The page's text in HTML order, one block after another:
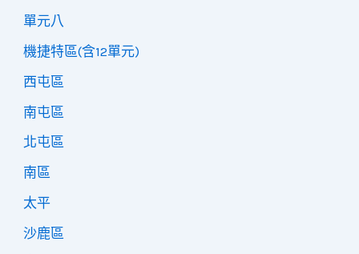
單元八
機捷特區(含12單元)
西屯區
南屯區
北屯區
南區
太平
沙鹿區